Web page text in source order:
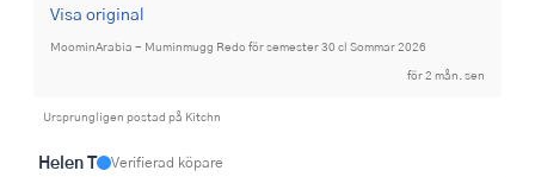
Visa original
MoominArabia - Muminmugg Redo för semester 30 cl Sommar 2026
för 2 mån. sen
Ursprungligen postad på Kitchn
Helen T Verifierad köpare